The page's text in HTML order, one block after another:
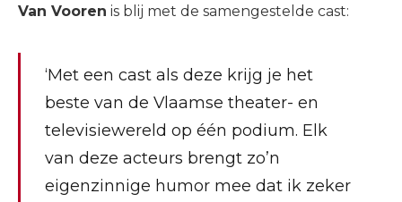
Van Vooren is blij met de samengestelde cast:
‘Met een cast als deze krijg je het
beste van de Vlaamse theater- en
televisiewereld op één podium. Elk
van deze acteurs brengt zo’n
eigenzinnige humor mee dat ik zeker